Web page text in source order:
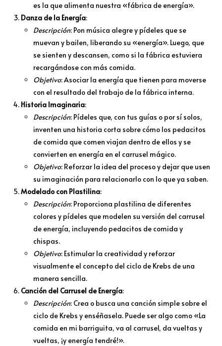
es la que alimenta nuestra «fábrica de energía».
Danza de la Energía:
Descripción: Pon música alegre y pídeles que se
muevan y bailen, liberando su «energía». Luego, que
se sienten y descansen, como si la fábrica estuviera
recargándose con más comida.
Objetivo: Asociar la energía que tienen para moverse
con el resultado del trabajo de la fábrica interna.
Historia Imaginaria:
Descripción: Pídeles que, con tus guías o por sí solos,
inventen una historia corta sobre cómo los pedacitos
de comida que comen viajan dentro de ellos y se
convierten en energía en el carrusel mágico.
Objetivo: Reforzar la idea del proceso y dejar que usen
su imaginación para relacionarlo con lo que ya saben.
Modelado con Plastilina:
Descripción: Proporciona plastilina de diferentes
colores y pídeles que modelen su versión del carrusel
de energía, incluyendo pedacitos de comida y
chispas.
Objetivo: Estimular la creatividad y reforzar
visualmente el concepto del ciclo de Krebs de una
manera sencilla.
Canción del Carrusel de Energía:
Descripción: Crea o busca una canción simple sobre el
ciclo de Krebs y enséñasela. Puede ser algo como «La
comida en mi barriguita, va al carrusel, da vueltas y
vueltas, ¡y energía tendré!».